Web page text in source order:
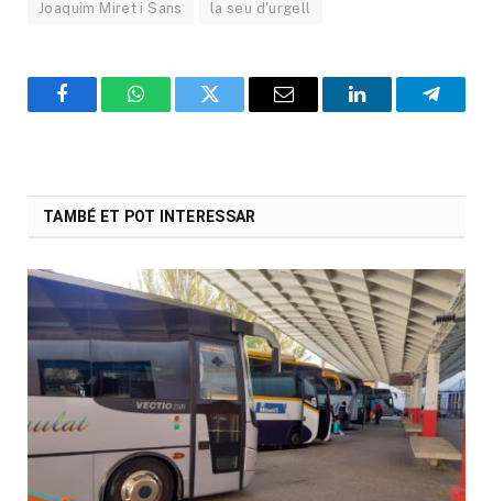
Joaquim Miret i Sans la seu d'urgell
FacebookWhatsAppTwitter Email LinkedIn
TAMBÉ ET POT INTERESSAR